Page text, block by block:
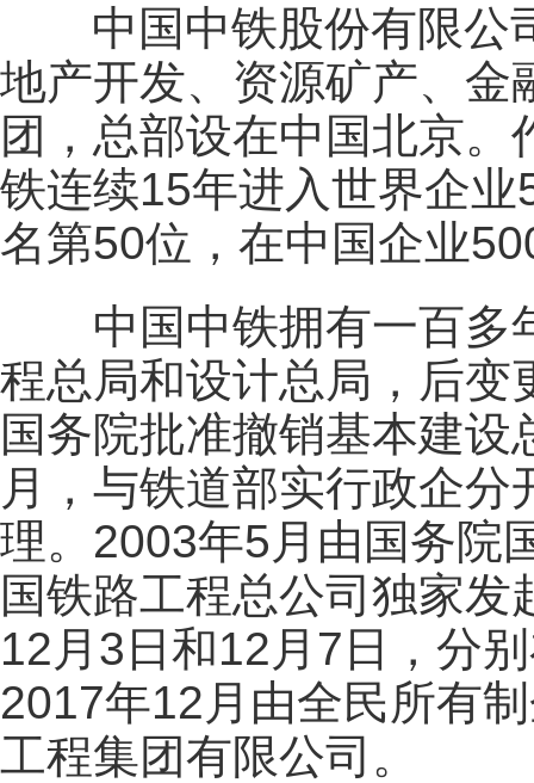
中国中铁股份有限公
地产开发、资源矿产、金
团，总部设在中国北京
铁连续15年进入世界企
名第50位，在中国企业
中国中铁拥有一百多
程总局和设计总局，后变
国务院批准撤销基本建
月，与铁道部实行政企
理。2003年5月由国务院
国铁路工程总公司独家
12月3日和12月7日，分
2017年12月由全民所有
工程集团有限公司。